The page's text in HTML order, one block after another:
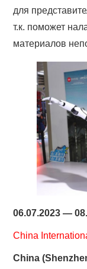
для
т.к. поможет
материалов
06.07.2023 —
China
China